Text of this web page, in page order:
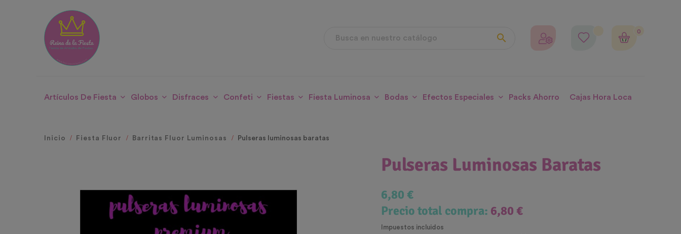

0
Artículos De Fiesta Globos Disfraces Confeti Fiestas Fiesta Luminosa Bodas Efectos Especiales Packs Ahorro Cajas Hora Loca
Inicio Fiesta Fluor Barritas Fluor Luminosas Pulseras luminosas baratas
Pulseras Luminosas Baratas
6,80 €
Precio total compra: 6,80 €
Impuestos incluidos